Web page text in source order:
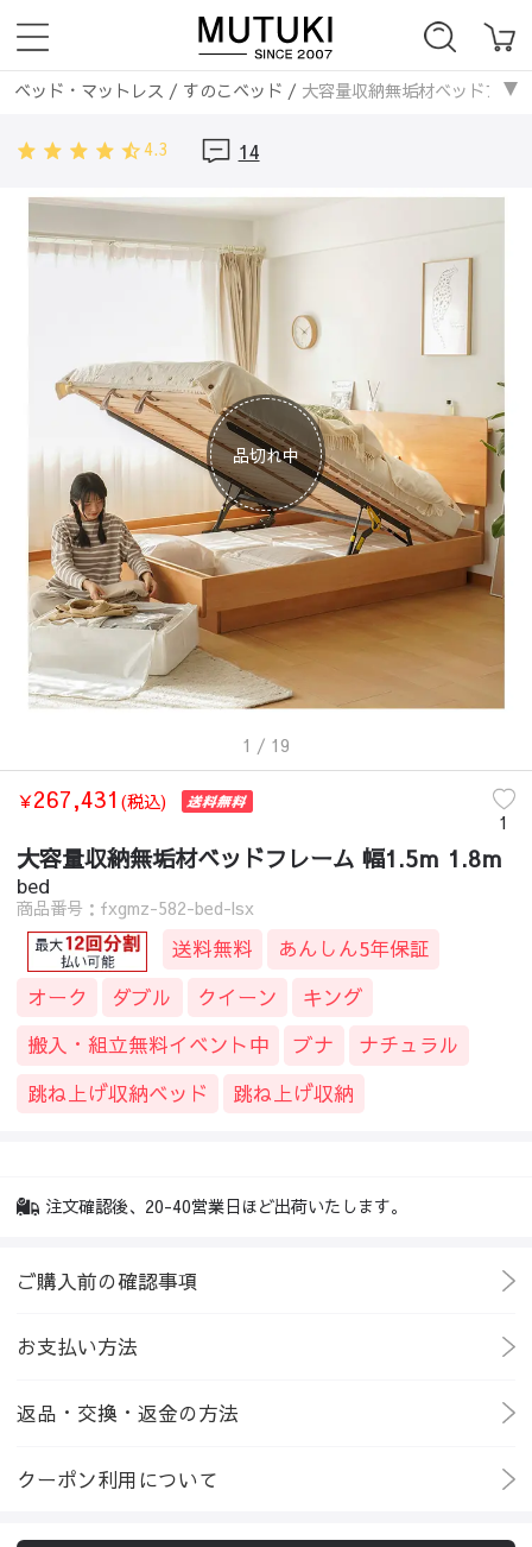
ベッド・マットレス / すのこベッド / 大容量収納無垢材ベッドフレ
4.3
14
品切れ中
1 / 19
￥267,431 (税込)
1
大容量収納無垢材ベッドフレーム 幅1.5ｍ 1.8ｍ
bed
商品番号：fxgmz-582-bed-lsx
送料無料
あんしん5年保証
オーク
ダブル クイーン
キング
搬入・組立無料イベント中
ブナ
ナチュラル
跳ね上げ収納ベッド
跳ね上げ収納
注文確認後、20-40営業日ほど出荷いたします。
ご購入前の確認事項
お支払い方法
返品・交換・返金の方法
クーポン利用について